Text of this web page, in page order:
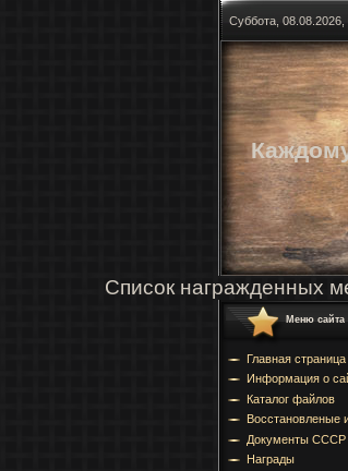
Суббота, 08.08.2026,
Список награжденных
Меню сайта
Главная страница
Информация о
Каталог файлов
Восстановленые
Документы СССР
Награды